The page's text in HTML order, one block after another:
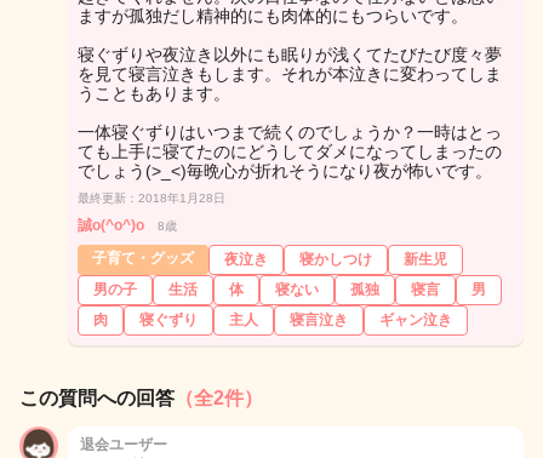
ますが孤独だし精神的にも肉体的にもつらいです。
寝ぐずりや夜泣き以外にも眠りが浅くてたびたび度々夢
を見て寝言泣きもします。それが本泣きに変わってしま
うこともあります。
一体寝ぐずりはいつまで続くのでしょうか？一時はとっ
ても上手に寝てたのにどうしてダメになってしまったの
でしょう(>_<)毎晩心が折れそうになり夜が怖いです。
最終更新：2018年1月28日
誠o(^o^)o 8歳
子育て・グッズ 夜泣き 寝かしつけ
新生児
男の子
生活 体 寝ない 孤独 寝言
男
肉
寝ぐずり 主人 寝言泣き ギャン泣き
この質問への回答 （全2件）
退会ユーザー